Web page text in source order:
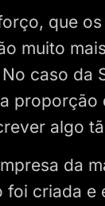
que
muito
caso da
proporção
algo
da
criada e